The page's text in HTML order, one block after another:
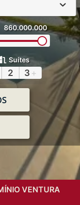
860.000.000
Suítes
2 3 +
VENTURA